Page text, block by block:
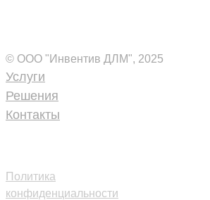
© ООО "Инвентив ДЛМ", 2025
Услуги
Решения
Контакты
Политика
конфиденциальности